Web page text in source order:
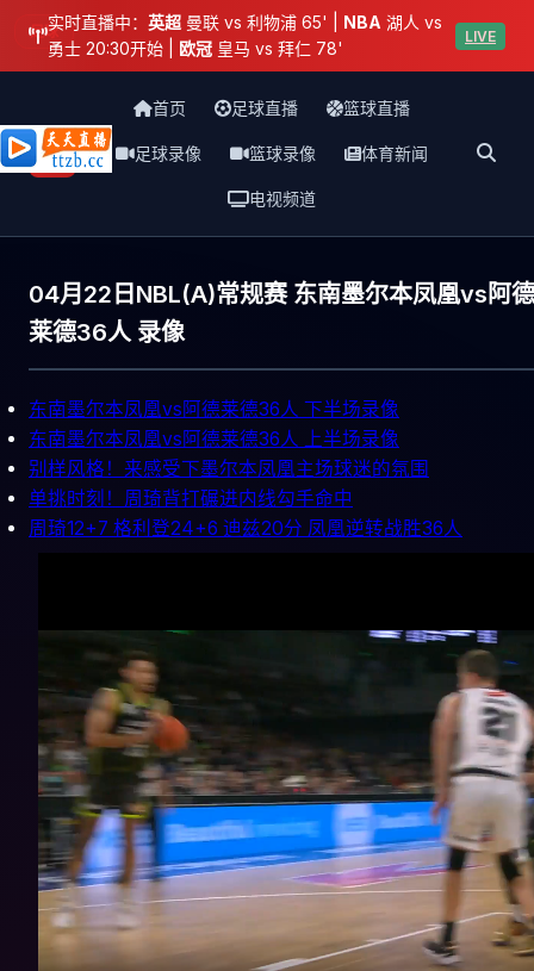
实时直播中： 英超 曼联 vs 利物浦 65' | NBA 湖人 vs
勇士 20:30开始 | 欧冠 皇马 vs 拜仁 78'
LIVE
天天直播网
首页 足球直播 篮球直播
足球录像 篮球录像 体育新闻
电视频道
04月22日NBL(A)常规赛 东南墨尔本凤凰vs阿德
莱德36人 录像
足球
东南墨尔本凤凰vs阿德莱德36人 下半场录像
东南墨尔本凤凰vs阿德莱德36人 上半场录像
别样风格！来感受下墨尔本凤凰主场球迷的氛围
单挑时刻！周琦背打碾进内线勾手命中
周琦12+7 格利登24+6 迪兹20分 凤凰逆转战胜36人